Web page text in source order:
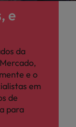
e
da
e o
em
de
para